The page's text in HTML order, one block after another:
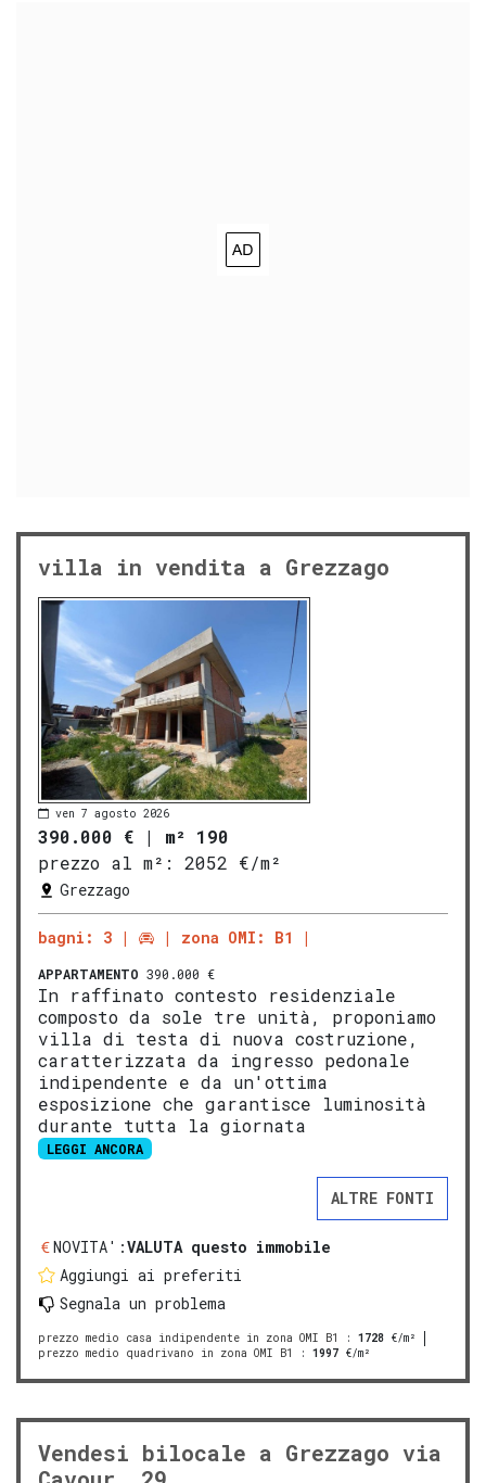
villa in vendita a Grezzago
ven 7 agosto 2026
390.000 € | m² 190
prezzo al m²:
2052 €/m²
Grezzago
bagni: 3 zona OMI: B1
APPARTAMENTO 390.000 €
In raffinato contesto residenziale
composto da sole tre unità, proponiamo
villa di testa di nuova costruzione,
caratterizzata da ingresso pedonale
indipendente e da un'ottima
esposizione che garantisce luminosità
durante tutta la giornata
LEGGI ANCORA
ALTRE FONTI
NOVITA':VALUTA questo immobile
Aggiungi ai preferiti
Segnala un problema
prezzo medio casa indipendente in zona OMI B1 : 1728 €/m²
prezzo medio quadrivano in zona OMI B1
: 1997 €/m²
Vendesi bilocale a Grezzago via